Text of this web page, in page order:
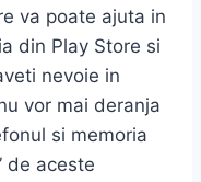
va poate ajuta in
din Play Store si
nevoie in
vor mai deranja
si memoria
de aceste